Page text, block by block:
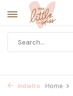
Indietro Home